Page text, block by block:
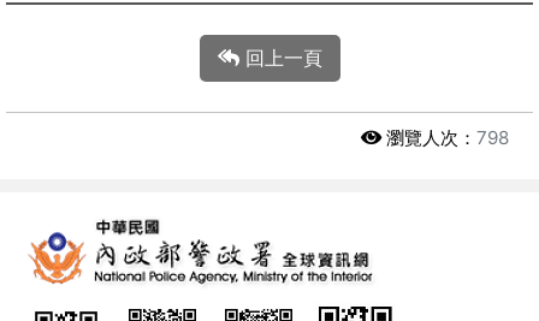
回上一頁
瀏覽人次： 798